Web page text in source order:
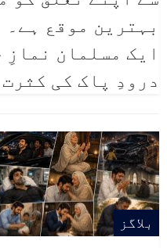
بہترین موقع
ایک مسلمان
درودِ پاک کی
بلاگز